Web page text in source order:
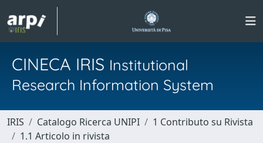
CINECA IRIS Institutional
Research Information System
IRIS Catalogo Ricerca UNIPI
1 Contributo su Rivista
1.1 Articolo in rivista